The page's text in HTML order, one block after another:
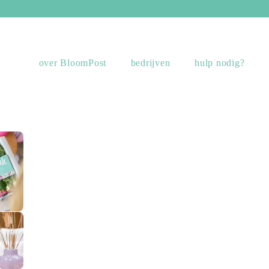
over BloomPost bedrijven hulp nodig?